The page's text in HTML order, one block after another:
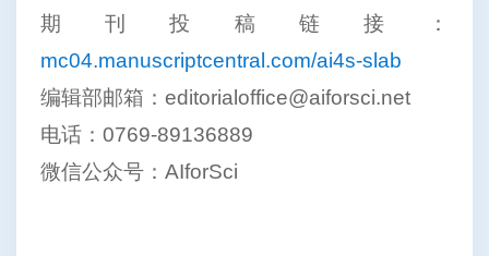
期刊投稿链接：
mc04.manuscriptcentral.com/ai4s-slab
编辑部邮箱：editorialoffice@aiforsci.net
电话：0769-89136889
微信公众号：AIforSci